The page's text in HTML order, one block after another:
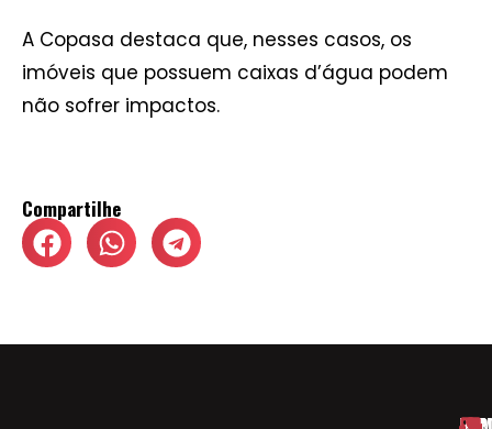
A Copasa destaca que, nesses casos, os
imóveis que possuem caixas d’água podem
não sofrer impactos.
Compartilhe